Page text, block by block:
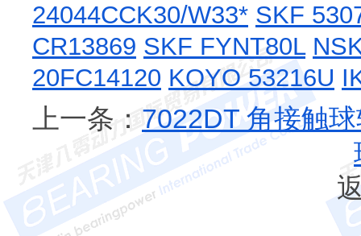
24044CCK30/W33* SKF
CR13869 SKF FYNT80L
20FC14120 KOYO 53216U
上一条： 7022DT 角接触